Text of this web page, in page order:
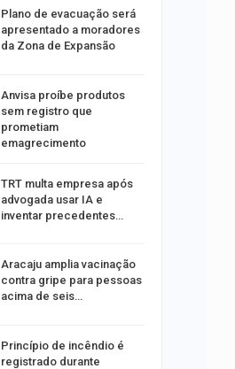
Plano de evacuação será
apresentado a moradores
da Zona de Expansão
Anvisa proíbe produtos
sem registro que
prometiam
emagrecimento
TRT multa empresa após
advogada usar IA e
inventar precedentes…
Aracaju amplia vacinação
contra gripe para pessoas
acima de seis…
Princípio de incêndio é
registrado durante